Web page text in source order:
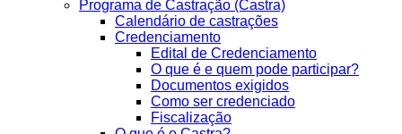
Programa de Castração (Castra)
Calendário de castrações
Credenciamento
Edital de Credenciamento
O que é e quem pode participar?
Documentos exigidos
Como ser credenciado
Fiscalização